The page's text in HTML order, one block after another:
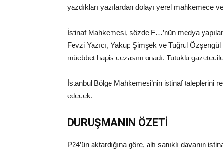
yazdıkları yazılardan dolayı yerel mahkemece
İstinaf Mahkemesi, sözde F…’nün medya
Fevzi Yazıcı, Yakup Şimşek ve Tuğrul Özşengül
müebbet hapis cezasını onadı. Tutuklu
İstanbul Bölge Mahkemesi’nin istinaf taleplerini
edecek.
DURUŞMANIN ÖZETİ
P24’ün aktardığına göre, altı sanıklı davanın